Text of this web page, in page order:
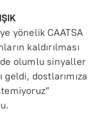
yönelik CAATSA
kaldırılması
olumlu sinyaller
geldi, dostlarımıza